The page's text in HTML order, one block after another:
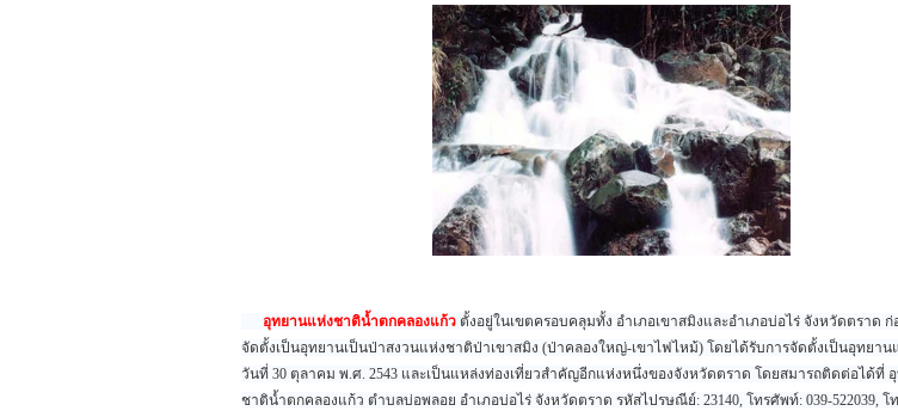
อุทยานแห่งชาติน้ำตกคลองแก้ว ตั้งอยู่ในเขตครอบคลุมทั้ง อำเภอเขาสมิงและอำเภอบ่อไร่ จังหวัดตราด
จัดตั้งเป็นอุทยานเป็นป่าสงวนแห่งชาติป่าเขาสมิง (ป่าคลองใหญ่-เขาไฟไหม้) โดยได้รับการจัดตั้งเป็นอุทยาน
วันที่ 30 ตุลาคม พ.ศ. 2543 และเป็นแหล่งท่องเที่ยวสำคัญอีกแห่งหนึ่งของจังหวัดตราด โดยสมารถติดต่อได้ที่
ชาติน้ำตกคลองแก้ว ตำบลบ่อพลอย อำเภอบ่อไร่ จังหวัดตราด รหัสไปรษณีย์: 23140, โทรศัพท์: 039-522039, โท